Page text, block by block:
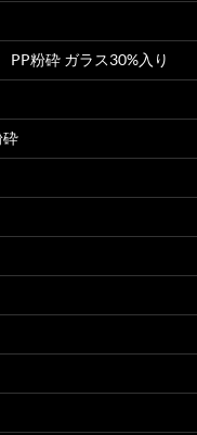
粉砕 ガラス30%入り
砕